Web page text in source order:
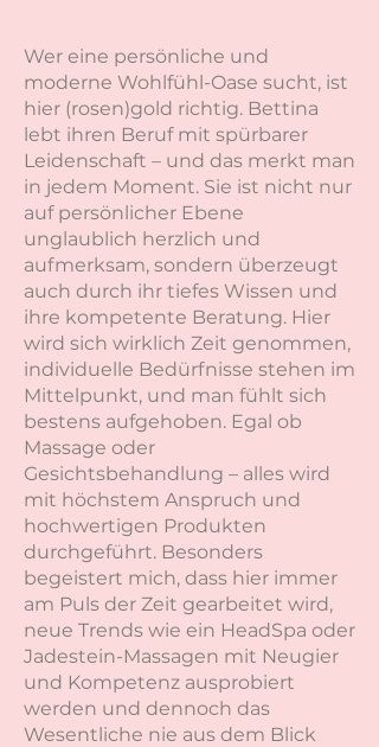
Rosengold Vital HeadSpa, das
Kopfhautpflege, Regeneration und
Wohlbefinden vereint. Durch
innovative dermakosmetische
Behandlungen und ganzheitliche
Rituale entsteht ein Ort, an dem
Schönheit nicht nur sichtbar wird,
sondern auch spürbar ist – für Haut,
Haare und inneres Gleichge
Wer eine persönliche und
moderne Wohlfühl-Oase sucht, ist
hier (rosen)gold richtig. Bettina
lebt ihren Beruf mit spürbarer
Leidenschaft – und das merkt man
in jedem Moment. Sie ist nicht nur
auf persönlicher Ebene
unglaublich herzlich und
aufmerksam, sondern überzeugt
auch durch ihr tiefes Wissen und
ihre kompetente Beratung. Hier
wird sich wirklich Zeit genommen,
individuelle Bedürfnisse stehen im
Mittelpunkt, und man fühlt sich
bestens aufgehoben. Egal ob
Massage oder
Gesichtsbehandlung – alles wird
mit höchstem Anspruch und
hochwertigen Produkten
durchgeführt. Besonders
begeistert mich, dass hier immer
am Puls der Zeit gearbeitet wird,
neue Trends wie ein HeadSpa oder
Jadestein-Massagen mit Neugier
und Kompetenz ausprobiert
werden und dennoch das
Wesentliche nie aus dem Blick